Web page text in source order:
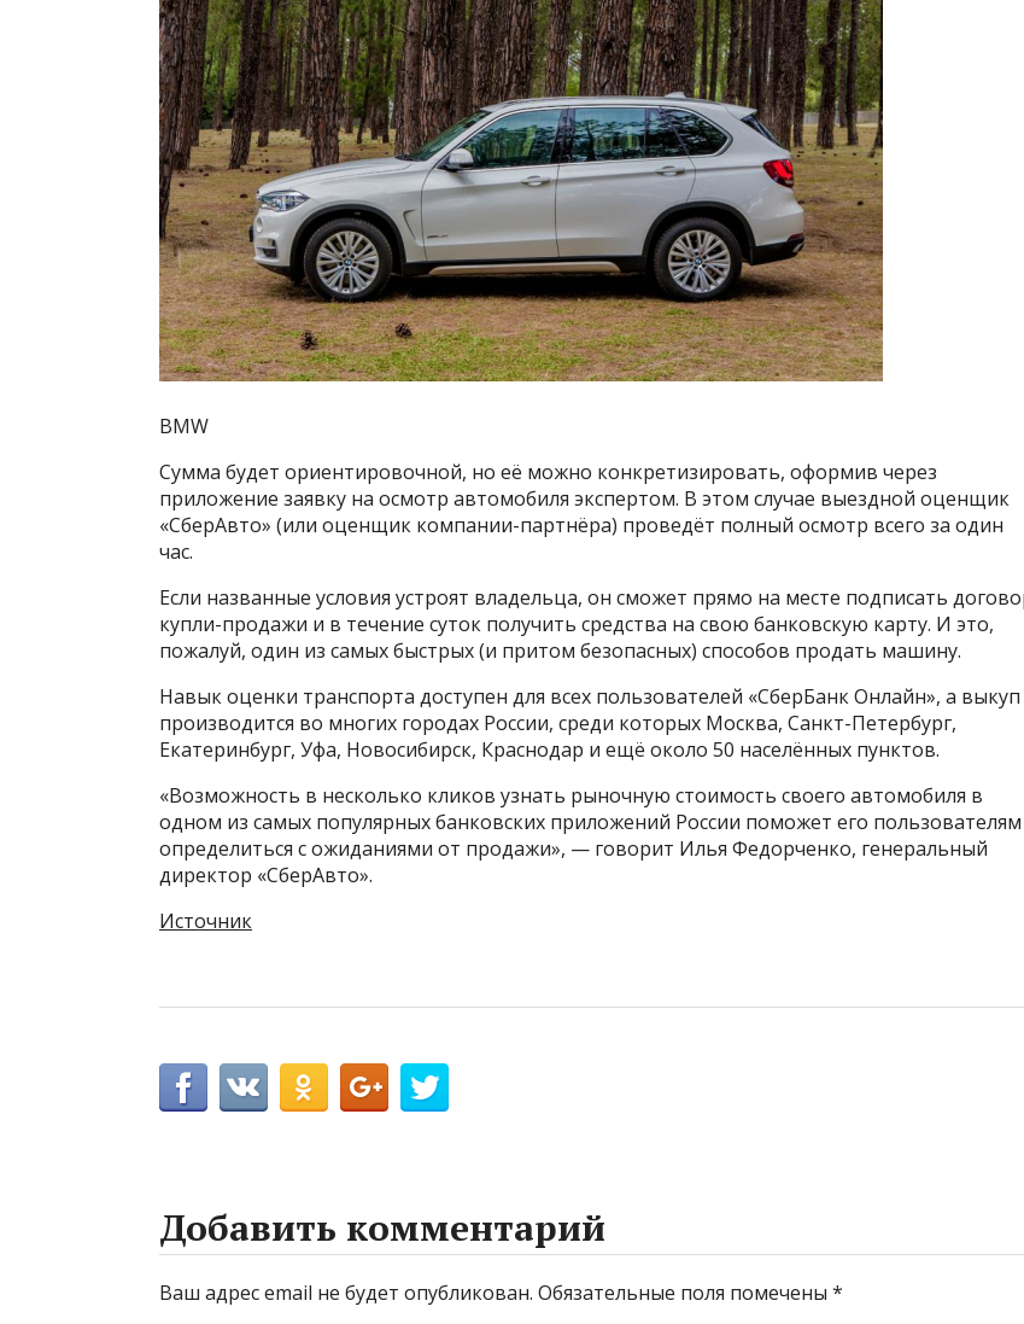
BMW
Сумма будет ориентировочной, но её можно конкретизировать, оформив через
приложение заявку на осмотр автомобиля экспертом. В этом случае выездной оценщик
«СберАвто» (или оценщик компании-партнёра) проведёт полный осмотр всего за один
час.
Если названные условия устроят владельца, он сможет прямо на месте подписать
купли-продажи и в течение суток получить средства на свою банковскую карту. И это,
пожалуй, один из самых быстрых (и притом безопасных) способов продать машину.
Навык оценки транспорта доступен для всех пользователей «СберБанк Онлайн», а выкуп
производится во многих городах России, среди которых Москва, Санкт-Петербург,
Екатеринбург, Уфа, Новосибирск, Краснодар и ещё около 50 населённых пунктов.
«Возможность в несколько кликов узнать рыночную стоимость своего автомобиля в
одном из самых популярных банковских приложений России поможет его пользователям
определиться с ожиданиями от продажи», — говорит Илья Федорченко, генеральный
директор «СберАвто».
Источник
Добавить комментарий
Ваш адрес email не будет опубликован. Обязательные поля помечены *